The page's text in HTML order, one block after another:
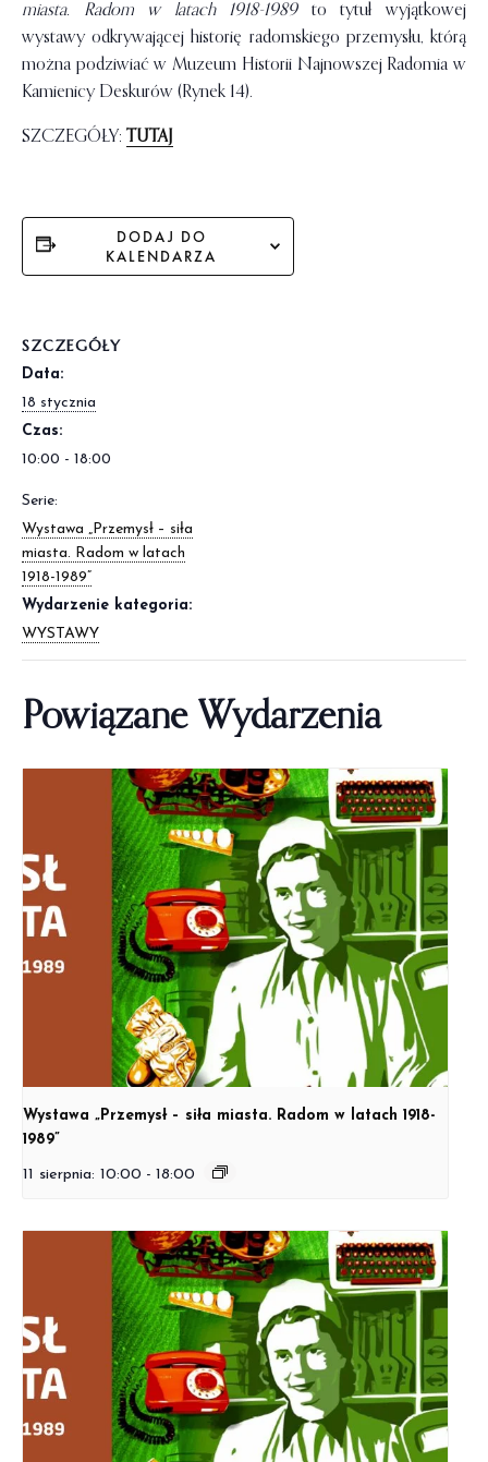
miasta. Radom w latach 1918-1989to tytuł wyjątkowej
wystawy odkrywającej historię radomskiego przemysłu, którą
można podziwiać w Muzeum Historii Najnowszej Radomia w
Kamienicy Deskurów (Rynek 14).
SZCZEGÓŁY: TUTAJ
DODAJ DO
KALENDARZA
SZCZEGÓŁY
Data:
18 stycznia
Czas:
10:00 - 18:00
Serie:
Wystawa „Przemysł – siła
miasta. Radom w latach
1918-1989”
Wydarzenie kategoria:
WYSTAWY
Powiązane Wydarzenia
Wystawa „Przemysł – siła miasta. Radom w latach 1918-
1989”
11 sierpnia: 10:00 - 18:00